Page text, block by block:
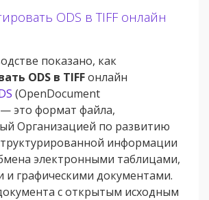
ODS в TIFF онлайн
показано, как
ODS в TIFFонлайн
(OpenDocument
это формат файла,
Организацией по развитию
информации
электронными таблицами,
и графическими документами.
с открытым исходным